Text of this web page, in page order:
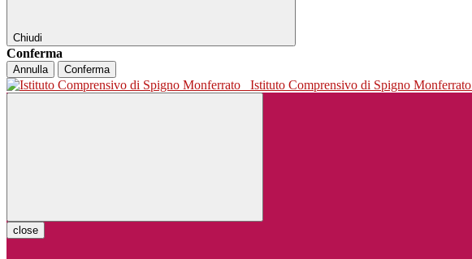
Chiudi
Conferma
Annulla Conferma
Istituto Comprensivo di Spigno Monferrato
close